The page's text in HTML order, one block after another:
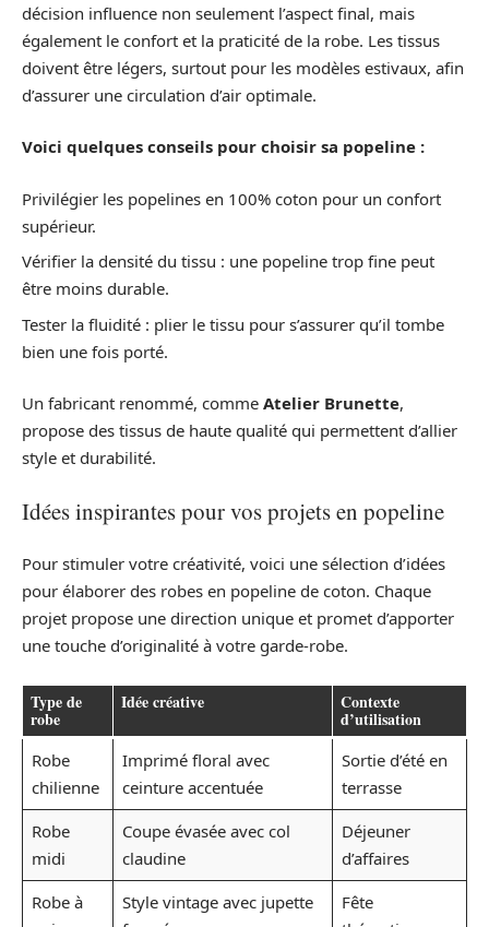
décision influence non seulement l’aspect final, mais
également le confort et la praticité de la robe. Les tissus
doivent être légers, surtout pour les modèles estivaux, afin
d’assurer une circulation d’air optimale.
Voici quelques conseils pour choisir sa popeline :
Privilégier les popelines en 100% coton pour un confort
supérieur.
Vérifier la densité du tissu : une popeline trop fine peut
être moins durable.
Tester la fluidité : plier le tissu pour s’assurer qu’il tombe
bien une fois porté.
Un fabricant renommé, comme Atelier Brunette,
propose des tissus de haute qualité qui permettent d’allier
style et durabilité.
Idées inspirantes pour vos projets en popeline
Pour stimuler votre créativité, voici une sélection d’idées
pour élaborer des robes en popeline de coton. Chaque
projet propose une direction unique et promet d’apporter
une touche d’originalité à votre garde-robe.
Type de
robe
Idée créative Contexte
d’utilisation
Robe
chilienne
Imprimé floral avec
ceinture accentuée
Sortie d’été en
terrasse
Robe
midi
Coupe évasée avec col
claudine
Déjeuner
d’affaires
Robe à
Style vintage avec jupette
Fête